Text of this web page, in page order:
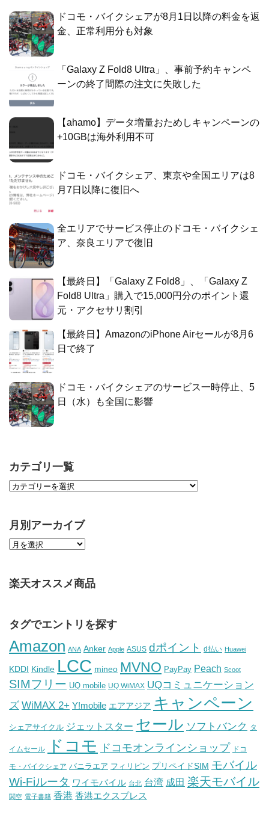
ドコモ・バイクシェアが8月1日以降の料金を返
金、正常利用分も対象
「Galaxy Z Fold8 Ultra」、事前予約キャンペ
ーンの終了間際の注文に失敗した
【ahamo】データ増量おためしキャンペーンの
+10GBは海外利用不可
ドコモ・バイクシェア、東京や全国エリアは8
月7日以降に復旧へ
全エリアでサービス停止のドコモ・バイクシェ
ア、奈良エリアで復旧
【最終日】「Galaxy Z Fold8」、「Galaxy Z
Fold8 Ultra」購入で15,000円分のポイント還
元・アクセサリ割引
【最終日】AmazonのiPhone Airセールが8月6
日で終了
ドコモ・バイクシェアのサービス一時停止、5
日（水）も全国に影響
カテゴリ一覧
月別アーカイブ
楽天オススメ商品
タグでエントリを探す
Amazon ANA Anker Apple ASUS dポイント d払い Huawei
KDDI Kindle LCC mineo MVNO PayPay Peach Scoot
SIMフリー UQ mobile UQ WiMAX UQコミュニケーション
ズ WiMAX 2+ Y!mobile エアアジア キャンペーン
シェアサイクル ジェットスター セール ソフトバンク タ
イムセール ドコモ ドコモオンラインショップ ドコ
モ・バイクシェア バニラエア フィリピン プリペイドSIM モバイル
Wi-Fiルータ ワイモバイル 台北 台湾 成田 楽天モバイル
関空 電子書籍 香港 香港エクスプレス